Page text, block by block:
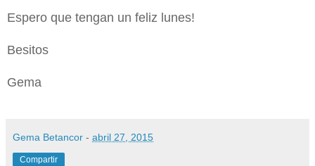
Espero que tengan un feliz lunes!
Besitos
Gema
Gema Betancor - abril 27, 2015
Compartir